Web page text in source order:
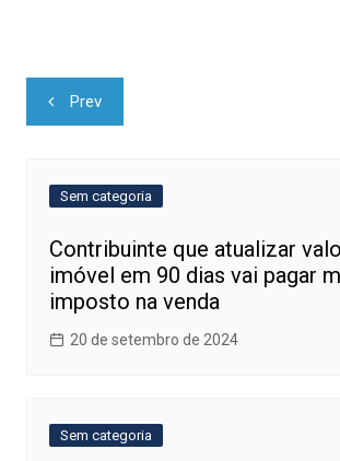
Navegação
de
Prev
Sem categoria
Contribuinte que atualizar
imóvel em 90 dias vai pagar
imposto na venda
20 de setembro de 2024
Sem categoria